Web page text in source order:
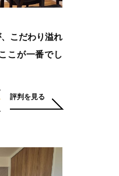
こだわり溢れ
こが一番でし
評判を見る